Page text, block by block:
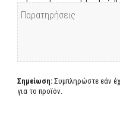
Σημείωση: Συμπληρώστε εάν
για το προϊόν.